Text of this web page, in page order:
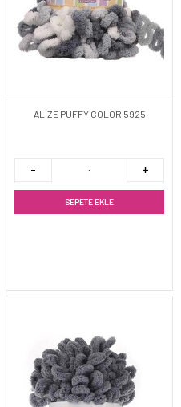
ALİZE PUFFY COLOR 5925
SEPETE EKLE